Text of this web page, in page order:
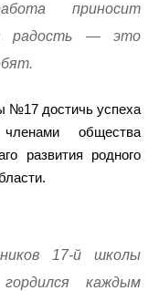
приносит
в радость — это
№17 достичь успеха
общества
развития родного
17-й школы
каждым